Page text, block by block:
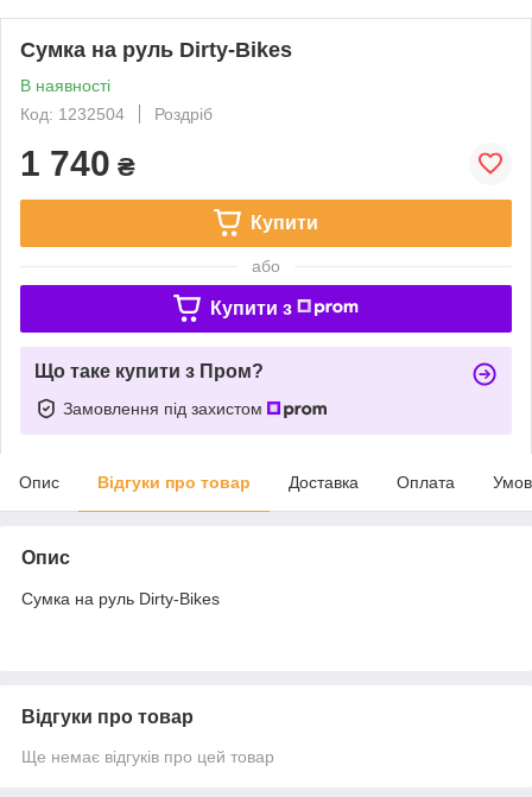
Сумка на руль Dirty-Bikes
В наявності
Код: 1232504
Роздріб
1 740 ₴
Купити
або
Купити з
Що таке купити з Пром?
Замовлення під захистом
Опис Відгуки про товар Доставка Оплата
Опис
Сумка на руль Dirty-Bikes
Відгуки про товар
Ще немає відгуків про цей товар